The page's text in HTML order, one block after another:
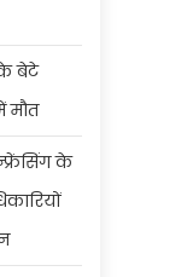
बेटे
मौत
के